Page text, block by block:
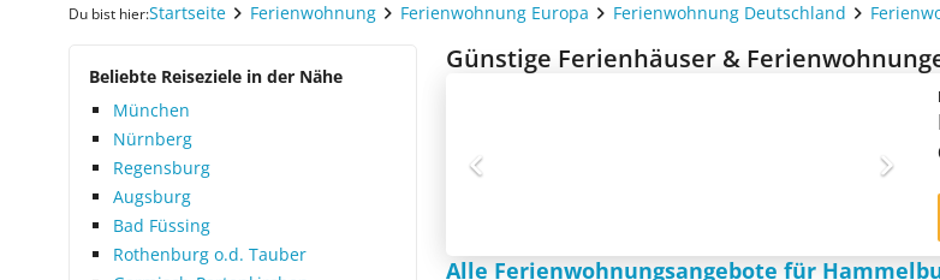
Du bist hier:Startseite Ferienwohnung Ferienwohnung Europa Ferienwohnung Deutschland
Beliebte Reiseziele in der Nähe
München
Nürnberg
Regensburg
Augsburg
Bad Füssing
Rothenburg o.d. Tauber
Günstige Ferienhäuser &
Alle Ferienwohnungsangebote für